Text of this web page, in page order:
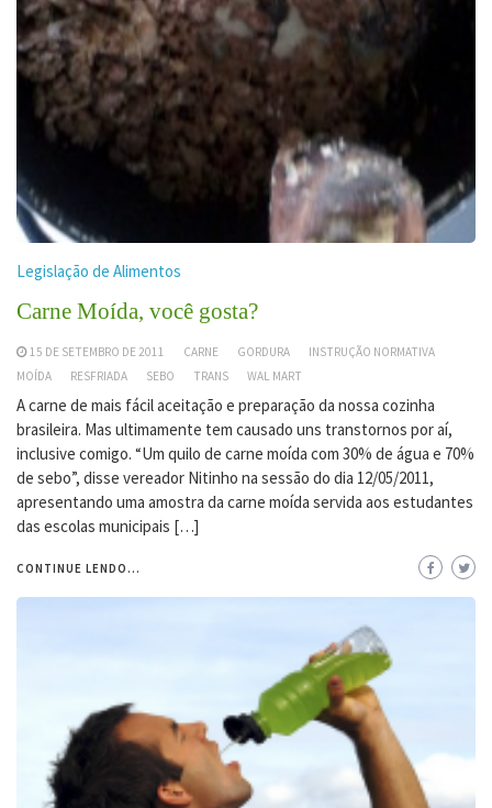
Legislação de Alimentos
Carne Moída, você gosta?
15 DE SETEMBRO DE 2011 CARNE GORDURA
INSTRUÇÃO NORMATIVA
MOÍDA
RESFRIADA SEBO TRANS WAL MART
A carne de mais fácil aceitação e preparação da nossa cozinha
brasileira. Mas ultimamente tem causado uns transtornos por aí,
inclusive comigo. “Um quilo de carne moída com 30% de água e 70%
de sebo”, disse vereador Nitinho na sessão do dia 12/05/2011,
apresentando uma amostra da carne moída servida aos estudantes
das escolas municipais […]
CONTINUE LENDO...